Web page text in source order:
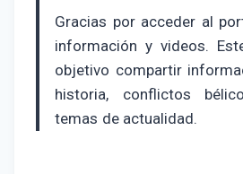
Gracias por acceder al
información y videos.
objetivo compartir
historia, conflictos
temas de actualidad.